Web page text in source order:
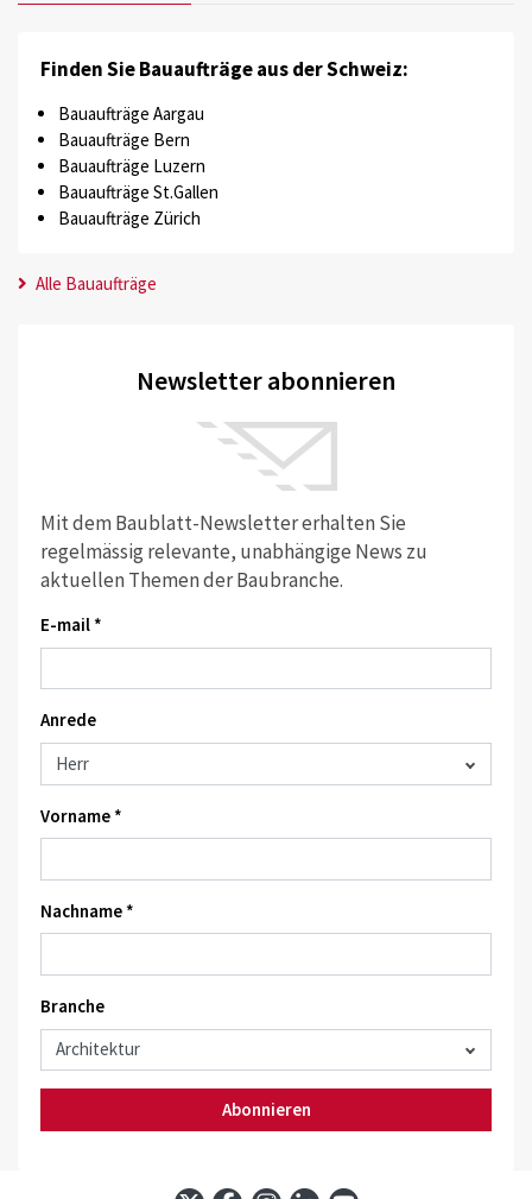
Finden Sie Bauaufträge aus der Schweiz:
Bauaufträge Aargau
Bauaufträge Bern
Bauaufträge Luzern
Bauaufträge St.Gallen
Bauaufträge Zürich
Alle Bauaufträge
Newsletter abonnieren
Mit dem Baublatt-Newsletter erhalten Sie
regelmässig relevante, unabhängige News zu
aktuellen Themen der Baubranche.
E-mail *
Anrede
Vorname *
Nachname *
Branche
Abonnieren